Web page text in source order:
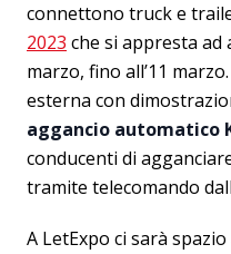
connettono truck e
2023 che si appresta
marzo, fino all’11
esterna con
aggancio automatico
conducenti di
tramite telecomando
A LetExpo ci sarà